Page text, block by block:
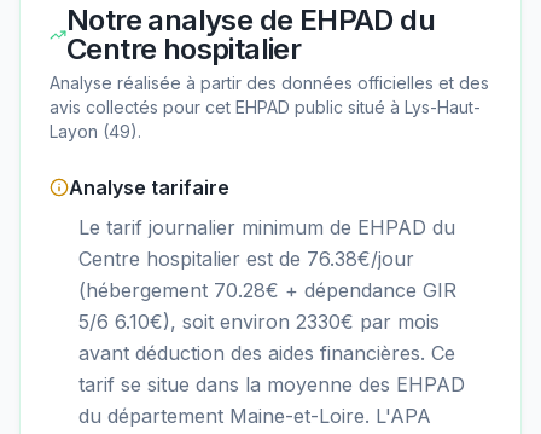
Notre analyse de EHPAD du
Centre hospitalier
Analyse réalisée à partir des données officielles et des
avis collectés pour cet EHPAD public situé à Lys-Haut-
Layon (49).
Analyse tarifaire
Le tarif journalier minimum de EHPAD du
Centre hospitalier est de 76.38€/jour
(hébergement 70.28€ + dépendance GIR
5/6 6.10€), soit environ 2330€ par mois
avant déduction des aides financières. Ce
tarif se situe dans la moyenne des EHPAD
du département Maine-et-Loire. L'APA